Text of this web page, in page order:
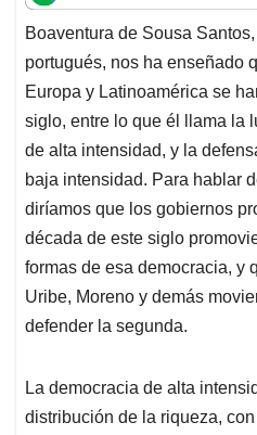
t
s
A
p
p
e
b
o
o
k
k
e
d
I
n
i
l
e
a
d
s
Boaventura de Sousa
portugués, nos ha enseñado
Europa y Latinoamérica se
siglo, entre lo que él llama la
de alta intensidad, y la
baja intensidad. Para hablar
diríamos que los gobiernos
década de este siglo
formas de esa democracia, y
Uribe, Moreno y demás
defender la segunda.
La democracia de alta
distribución de la riqueza,